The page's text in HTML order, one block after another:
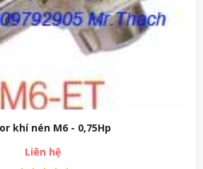
khí nén M6 - 0,75Hp
Liên hệ